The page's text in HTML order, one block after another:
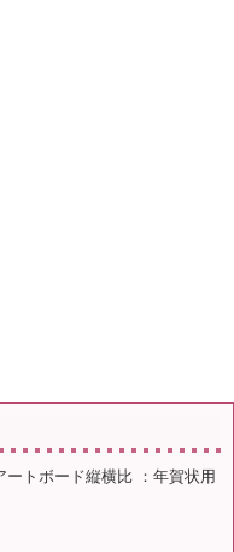
ボード縦横比 ：年賀状用